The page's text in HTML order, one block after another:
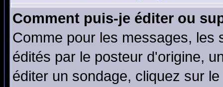
Comment puis-je éditer ou
Comme pour les messages, les
édités par le posteur d'origine,
éditer un sondage, cliquez sur